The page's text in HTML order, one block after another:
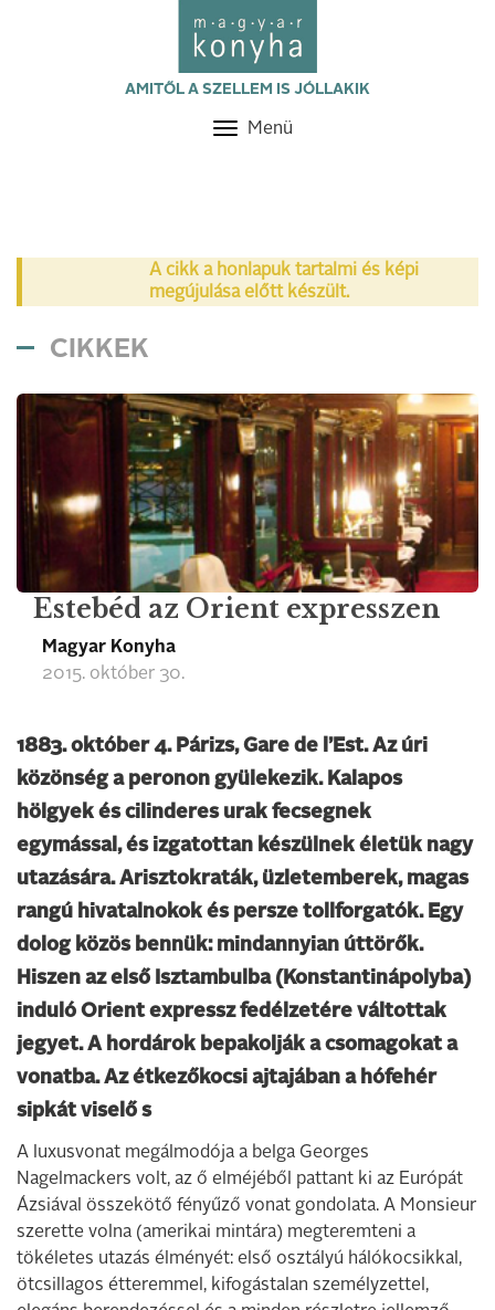
AMITŐL A SZELLEM IS JÓLLAKIK
Toggle
Menü
A cikk a honlapuk tartalmi és képi
megújulása előtt készült.
CIKKEK
Estebéd az Orient expresszen
Magyar Konyha
2015. október 30.
1883. október 4. Párizs, Gare de l’Est. Az úri
közönség a peronon gyülekezik. Kalapos
hölgyek és cilinderes urak fecsegnek
egymással, és izgatottan készülnek életük nagy
utazására. Arisztokraták, üzletemberek, magas
rangú hivatalnokok és persze tollforgatók. Egy
dolog közös bennük: mindannyian úttörők.
Hiszen az első Isztambulba (Konstantinápolyba)
induló Orient expressz fedélzetére váltottak
jegyet. A hordárok bepakolják a csomagokat a
vonatba. Az étkezőkocsi ajtajában a hófehér
sipkát viselő s
A luxusvonat megálmodója a belga Georges
Nagelmackers volt, az ő elméjéből pattant ki az Európát
Ázsiával összekötő fényűző vonat gondolata. A Monsieur
szerette volna (amerikai mintára) megteremteni a
tökéletes utazás élményét: első osztályú hálókocsikkal,
ötcsillagos étteremmel, kifogástalan személyzettel,